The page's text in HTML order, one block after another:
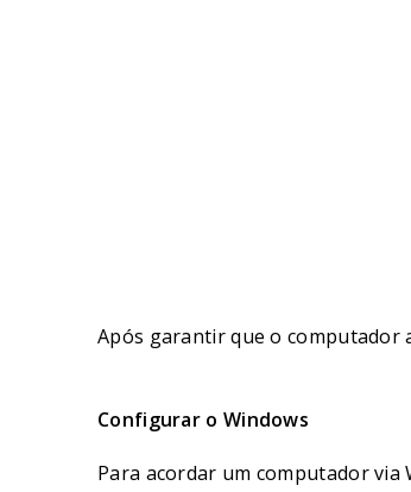
Após garantir que o computador
Configurar o Windows
Para acordar um computador via